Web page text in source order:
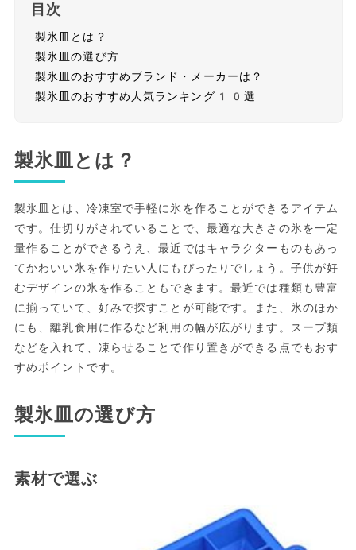
目次
製氷皿とは？
製氷皿の選び方
製氷皿のおすすめブランド・メーカーは？
製氷皿のおすすめ人気ランキング10選
製氷皿とは？
製氷皿とは、冷凍室で手軽に氷を作ることができるアイテム
です。仕切りがされていることで、最適な大きさの氷を一定
量作ることができるうえ、最近ではキャラクターものもあっ
てかわいい氷を作りたい人にもぴったりでしょう。子供が好
むデザインの氷を作ることもできます。最近では種類も豊富
に揃っていて、好みで探すことが可能です。また、氷のほか
にも、離乳食用に作るなど利用の幅が広がります。スープ類
などを入れて、凍らせることで作り置きができる点でもおす
すめポイントです。
製氷皿の選び方
素材で選ぶ